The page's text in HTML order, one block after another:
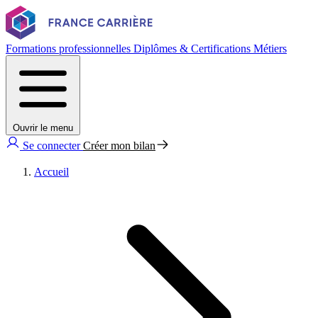
Formations professionnelles Diplômes & Certifications Métiers
Ouvrir le menu
Se connecterCréer mon bilan
Accueil